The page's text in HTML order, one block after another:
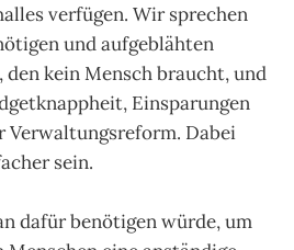
verfügen. Wir sprechen
und aufgeblähten
kein Mensch braucht, und
Einsparungen
Verwaltungsreform. Dabei
sein.
dafür benötigen würde, um